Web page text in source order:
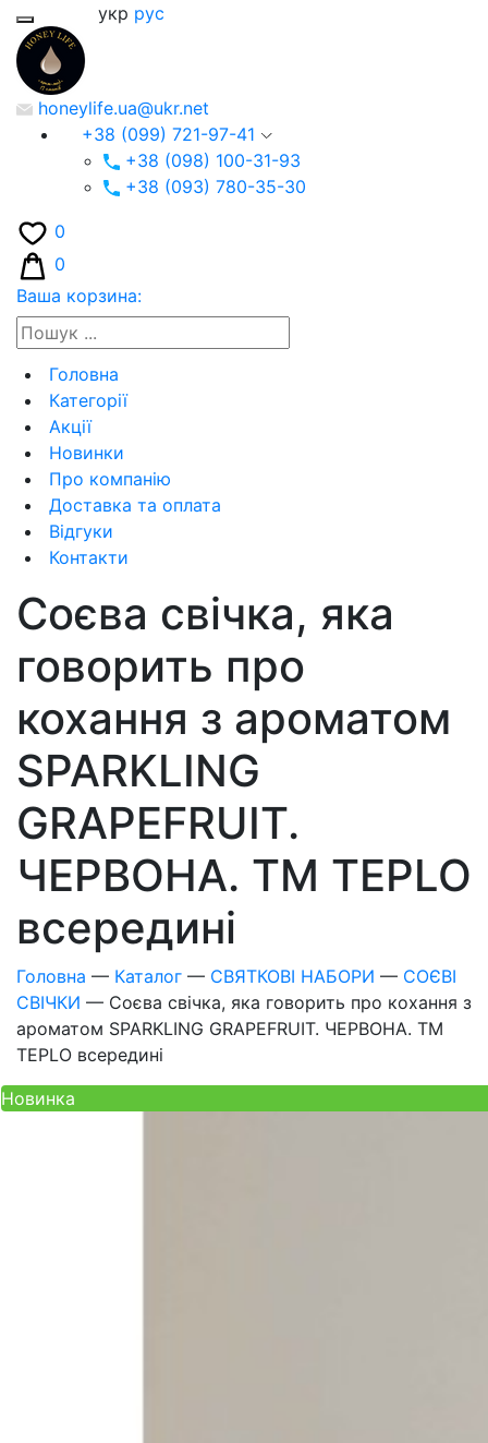
укр рус
honeylife.ua@ukr.net
+38 (099) 721-97-41
+38 (098) 100-31-93
+38 (093) 780-35-30
0
0
Ваша корзина:
Головна
Категорії
Акції
Новинки
Про компанію
Доставка та оплата
Відгуки
Контакти
Соєва свічка, яка
говорить про
кохання з ароматом
SPARKLING
GRAPEFRUIT.
ЧЕРВОНА. ТM TEPLO
всередині
Головна — Каталог — СВЯТКОВІ НАБОРИ — СОЄВІ
СВІЧКИ — Соєва свічка, яка говорить про кохання з
ароматом SPARKLING GRAPEFRUIT. ЧЕРВОНА. ТM
TEPLO всередині
Новинка